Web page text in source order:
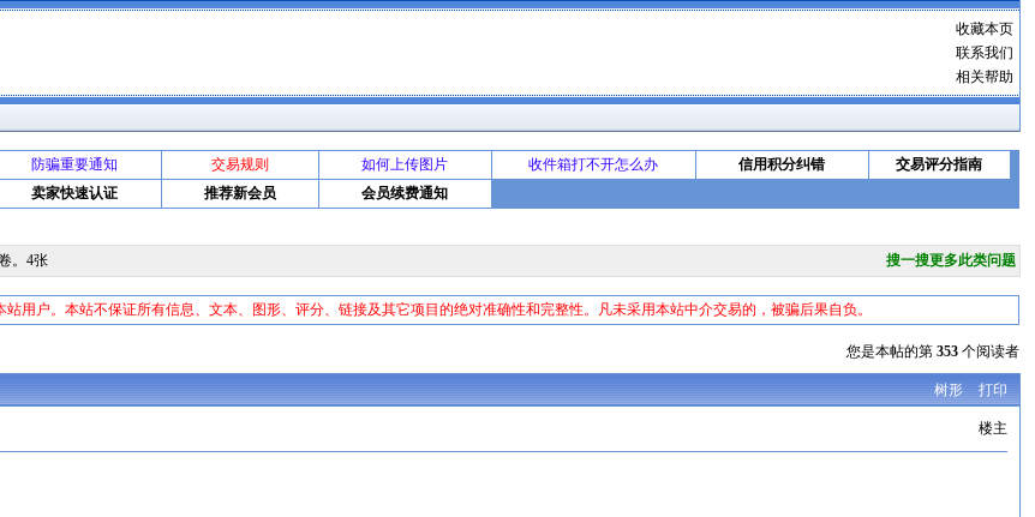
收藏本页
联系我们
相关帮助
防骗重要通知 交易规则 如何上传图片 收件箱打不开怎么办 信用积分纠错
交易评分指南
卖家快速认证 推荐新会员 会员续费通知
搜一搜更多此类问题
。4张
用户。本站不保证所有信息、文本、图形、评分、链接及其它项目的绝对准确性和完整性。凡未采用本站中介交易的，被骗后果自负。
您是本帖的第 353个阅读者
树形 打印
楼主